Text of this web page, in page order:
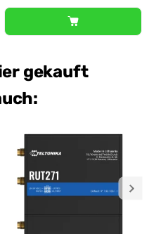
gekauft